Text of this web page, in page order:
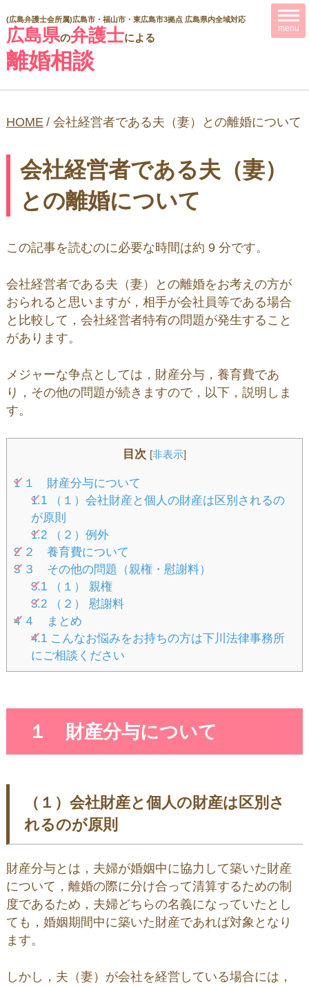
広島県の弁護士による
離婚相談
(広島弁護士会所属)広島市・福山市・東広島市3拠点 広島県内全域対応
menu
HOME / 会社経営者である夫（妻）との離婚について
会社経営者である夫（妻）
との離婚について
この記事を読むのに必要な時間は約 9 分です。
会社経営者である夫（妻）との離婚をお考えの方が
おられると思いますが，相手が会社員等である場合
と比較して，会社経営者特有の問題が発生すること
があります。
メジャーな争点としては，財産分与，養育費であ
り，その他の問題が続きますので，以下，説明しま
す。
目次 [非表示]
1１ 財産分与について
1.1 （１）会社財産と個人の財産は区別されるの
が原則
1.2 （２）例外
2２ 養育費について
3３ その他の問題（親権・慰謝料）
3.1 （１） 親権
3.2 （２） 慰謝料
4４ まとめ
4.1 こんなお悩みをお持ちの方は下川法律事務所
にご相談ください
１ 財産分与について
（１）会社財産と個人の財産は区別さ
れるのが原則
財産分与とは，夫婦が婚姻中に協力して築いた財産
について，離婚の際に分け合って清算するための制
度であるため，夫婦どちらの名義になっていたとし
ても，婚姻期間中に築いた財産であれば対象となり
ます。
しかし，夫（妻）が会社を経営している場合には，